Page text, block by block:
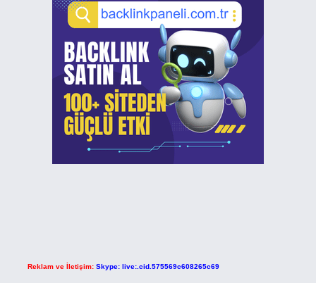
Reklam ve İletişim: Skype: live:.cid.575569c608265c69